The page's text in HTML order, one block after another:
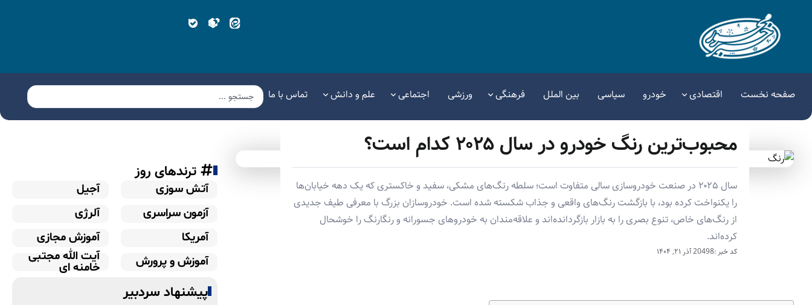
صفحه نخست اقتصادی خودرو سیاسی بین الملل فرهنگی ورزشی اجتماعی علم و دانش تماس با ما
محبوب‌ترین رنگ خودرو در سال ۲۰۲۵ کدام است؟
سال ۲۰۲۵ در صنعت خودروسازی سالی متفاوت است؛ سلطه رنگ‌های مشکی، سفید و خاکستری که یک دهه خیابان‌ها
را یکنواخت کرده بود، با بازگشت رنگ‌های واقعی و جذاب شکسته شده است. خودروسازان بزرگ با معرفی طیف جدیدی
از رنگ‌های خاص، تنوع بصری را به بازار بازگردانده‌اند و علاقه‌مندان به خودروهای جسورانه و رنگارنگ را خوشحال
کرده‌اند.
کد خبر :20498 آذر ۲۱, ۱۴۰۴
ترندهای روز
آتش سوزی
آجیل
آزمون سراسری
آلرژی
آمریکا
آموزش مجازی
آموزش و پرورش
آیت الله مجتبی
خامنه ای
پیشنهاد سردبیر